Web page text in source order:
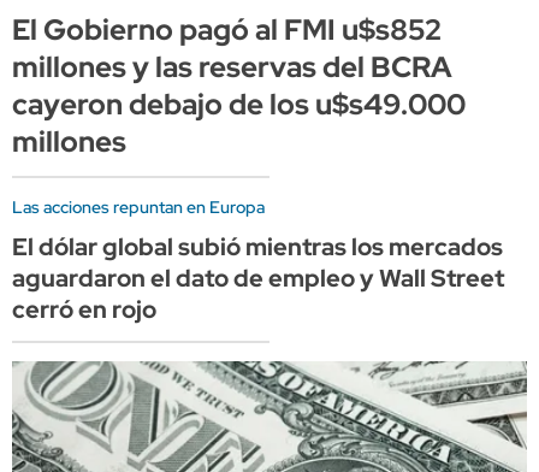
El Gobierno pagó al FMI u$s852
millones y las reservas del BCRA
cayeron debajo de los u$s49.000
millones
Las acciones repuntan en Europa
El dólar global subió mientras los mercados
aguardaron el dato de empleo y Wall Street
cerró en rojo